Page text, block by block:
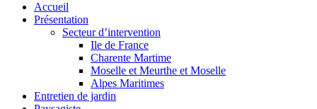
Accueil
Présentation
Secteur d’intervention
Ile de France
Charente Martime
Moselle et Meurthe et Moselle
Alpes Maritimes
Entretien de jardin